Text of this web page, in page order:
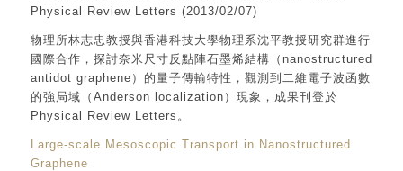
Physical Review Letters (2013/02/07)
物理所林志忠教授與香港科技大學物理系沈平教授研究群進行
國際合作，探討奈米尺寸反點陣石墨烯結構（nanostructured
antidot graphene）的量子傳輸特性，觀測到二維電子波函數
的強局域（Anderson localization）現象，成果刊登於
Physical Review Letters。
Large-scale Mesoscopic Transport in Nanostructured
Graphene